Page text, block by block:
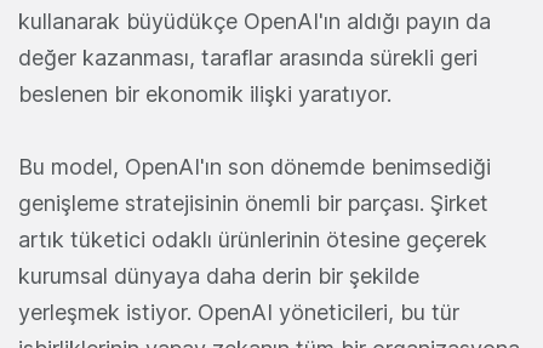
kullanarak büyüdükçe OpenAI'ın aldığı payın da
değer kazanması, taraflar arasında sürekli geri
beslenen bir ekonomik ilişki yaratıyor.
Bu model, OpenAI'ın son dönemde benimsediği
genişleme stratejisinin önemli bir parçası. Şirket
artık tüketici odaklı ürünlerinin ötesine geçerek
kurumsal dünyaya daha derin bir şekilde
yerleşmek istiyor. OpenAI yöneticileri, bu tür